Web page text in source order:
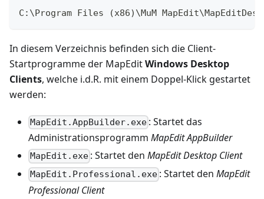
C:\Program Files (x86)\MuM
In diesem Verzeichnis befinden sich die Client-
Startprogramme der MapEditWindows Desktop
Clients, welche i.d.R. mit einem Doppel-Klick gestartet
werden:
MapEdit.AppBuilder.exe : Startet das
Administrationsprogramm MapEdit AppBuilder
MapEdit.exe : Startet denMapEdit Desktop Client
MapEdit.Professional.exe : Startet denMapEdit
Professional Client